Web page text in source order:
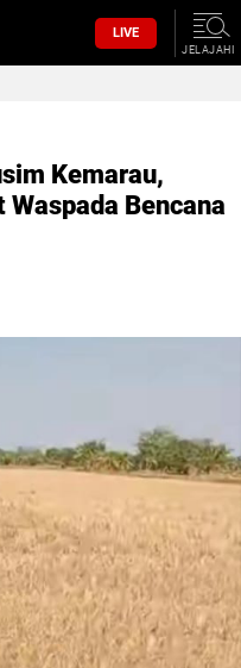
LIVE
JELAJAHI
Kemarau,
Bencana